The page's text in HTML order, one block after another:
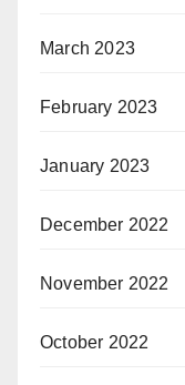
March 2023
February 2023
January 2023
December 2022
November 2022
October 2022